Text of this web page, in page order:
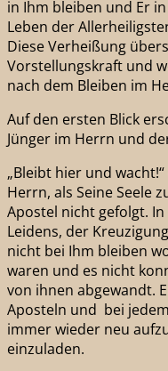
in Ihm bleiben und Er
Leben der
Diese Verheißung
Vorstellungskraft und
nach dem Bleiben im
Auf den ersten Blick
Jünger im Herrn und
„Bleibt hier und
Herrn, als Seine Seele
Apostel nicht gefolgt.
Leidens, der
nicht bei Ihm bleiben
waren und es nicht
von ihnen abgewandt.
Aposteln und bei
immer wieder neu
einzuladen.